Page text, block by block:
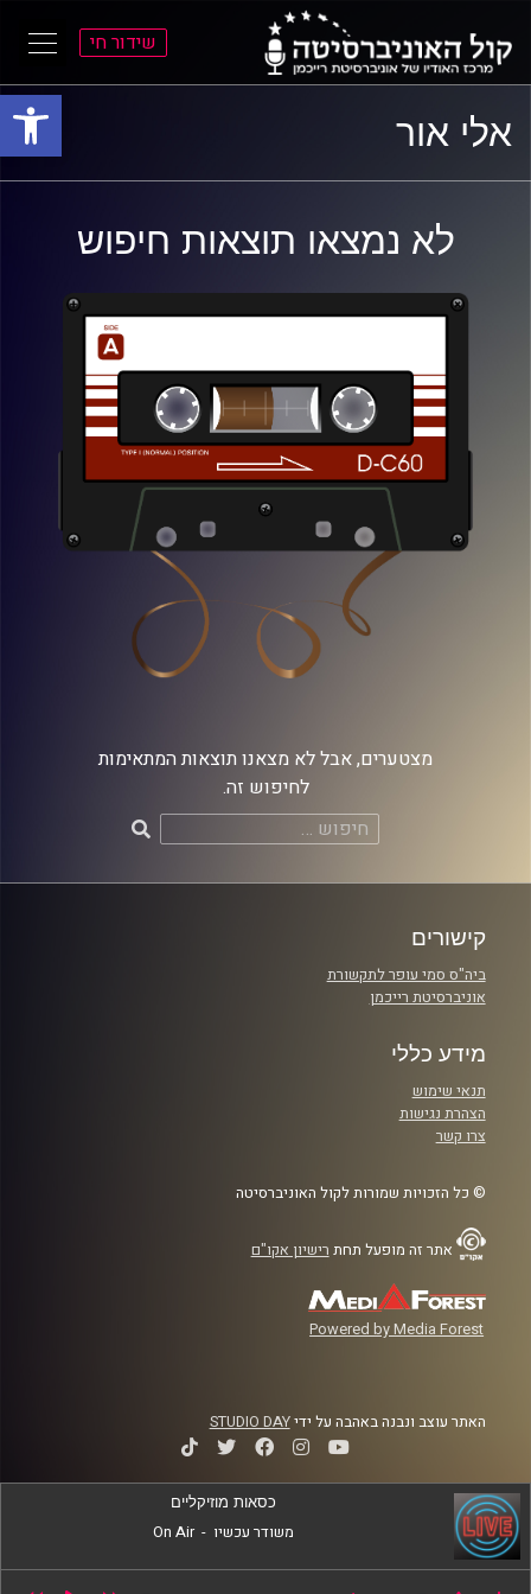
פתח
התפריט
הראשי
התוכן
הראשי
שידור חי
אלי אור
לא נמצאו תוצאות חיפוש
מצטערים, אבל לא מצאנו תוצאות המתאימות
לחיפוש זה.
חיפוש:
קישורים
ביה"ס סמי עופר לתקשורת
אוניברסיטת רייכמן
מידע כללי
תנאי שימוש
הצהרת נגישות
צרו קשר
© כל הזכויות שמורות לקול האוניברסיטה
אתר זה מופעל תחת רישיון אקו"ם
Powered by Media Forest
האתר עוצב ונבנה באהבה על ידיSTUDIO DAY
כסאות מוזיקליים
משודר עכשיו -
On Air